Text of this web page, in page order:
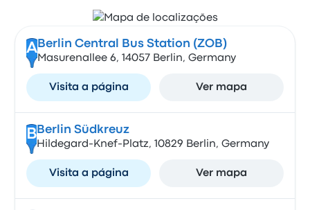
A Berlin Central Bus Station (ZOB)
Masurenallee 6, 14057 Berlin, Germany
Visita a página Ver mapa
B Berlin Südkreuz
Hildegard-Knef-Platz, 10829 Berlin, Germany
Visita a página Ver mapa